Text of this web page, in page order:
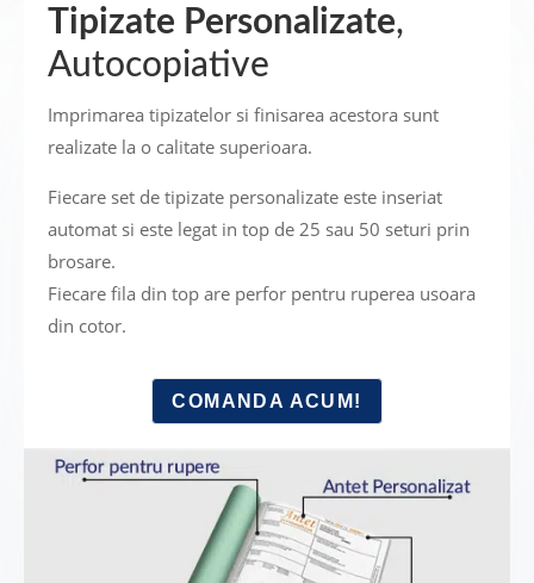
Tipizate Personalizate,
Autocopiative
Imprimarea tipizatelor si finisarea acestora sunt
realizate la o calitate superioara.
Fiecare set de tipizate personalizate este inseriat
automat si este legat in top de 25 sau 50 seturi prin
brosare.
Fiecare fila din top are perfor pentru ruperea usoara
din cotor.
COMANDA ACUM!